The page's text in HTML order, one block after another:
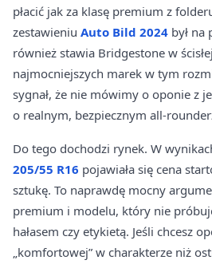
płacić jak za klasę premium z
zestawieniu Auto Bild 2024 był na
również stawia Bridgestone w
najmocniejszych marek w tym
sygnał, że nie mówimy o oponie z
o realnym, bezpiecznym all-
Do tego dochodzi rynek. W
205/55 R16 pojawiała się cena
sztukę. To naprawdę mocny
premium i modelu, który nie
hałasem czy etykietą. Jeśli chcesz
„komfortowej” w charakterze niż